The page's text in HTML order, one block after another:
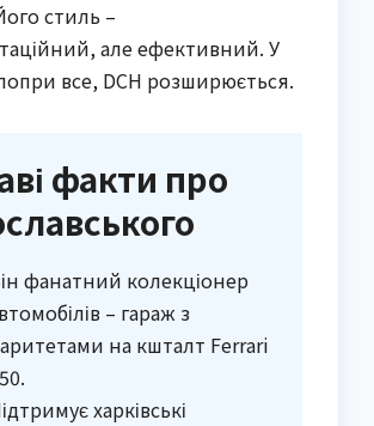
стиль –
але ефективний. У
все, DCH розширюється.
факти про
фанатний колекціонер
– гараж з
на кшталт Ferrari
харківські